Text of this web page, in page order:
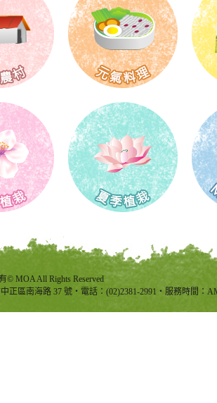
© MOA All Rights Reserved
中正區南海路 37 號‧電話：(02)2381-2991‧服務時間：